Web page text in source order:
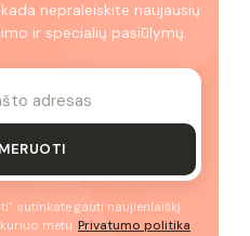
nepraleiskite naujausių
ir specialių pasiūlymų.
sutinkate gauti naujienlaiškį
metu. Privatumo politika